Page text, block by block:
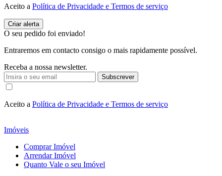
Aceito a Política de Privacidade e Termos de serviço
O seu pedido foi enviado!
Entraremos em contacto consigo o mais rapidamente possível.
Receba a nossa newsletter.
Subscrever
Aceito a Política de Privacidade e Termos de serviço
Imóveis
Comprar Imóvel
Arrendar Imóvel
Quanto Vale o seu Imóvel